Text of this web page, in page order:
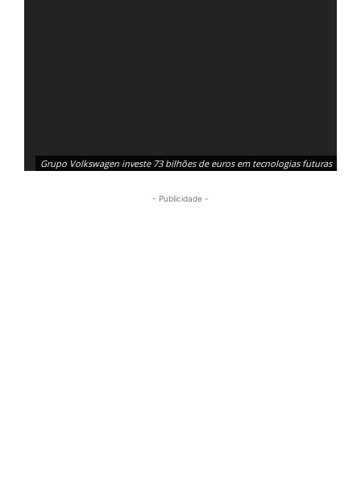
Grupo Volkswagen investe 73 bilhões de euros em tecnologias futuras
- Publicidade -